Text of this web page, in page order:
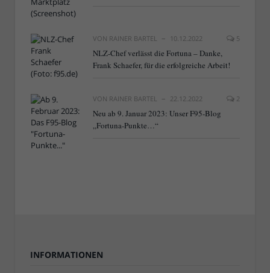
VON RAINER BARTEL 10.12.2022 5
NLZ-Chef verlässt die Fortuna – Danke,
Frank Schaefer, für die erfolgreiche Arbeit!
VON RAINER BARTEL 22.12.2022 2
Neu ab 9. Januar 2023: Unser F95-Blog
„Fortuna-Punkte…“
INFORMATIONEN